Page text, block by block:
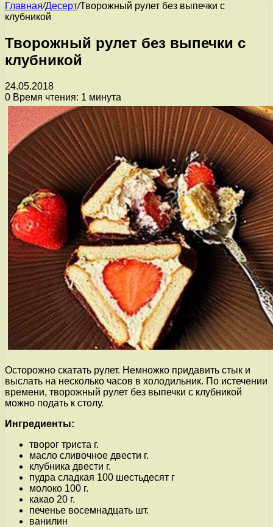
Главная/Десерт/Творожный рулет без выпечки с
клубникой
Творожный рулет без выпечки с
клубникой
24.05.2018
0 Время чтения: 1 минута
Осторожно скатать рулет. Немножко придавить стык и
выслать на несколько часов в холодильник. По истечении
времени, творожный рулет без выпечки с клубникой
можно подать к столу.
Ингредиенты:
творог триста г.
масло сливочное двести г.
клубника двести г.
пудра сладкая 100 шестьдесят г
молоко 100 г.
какао 20 г.
печенье восемнадцать шт.
ванилин